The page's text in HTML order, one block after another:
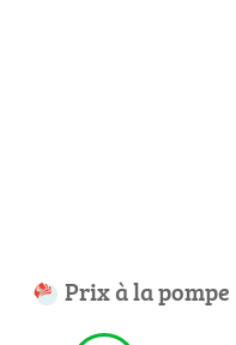
Prix à la pompe